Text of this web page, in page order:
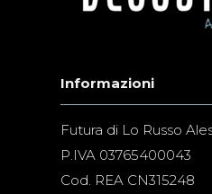
Informazioni
Futura di Lo Russo
P.IVA 03765400043
Cod. REA CN315248